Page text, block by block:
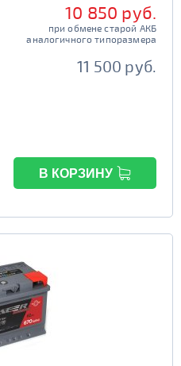
10 850 руб.
при обмене старой АКБ
аналогичного типоразмера
11 500 руб.
В КОРЗИНУ